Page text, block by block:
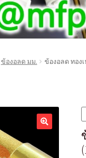
ข้องอลด มม. ข้องอลด ทองเ